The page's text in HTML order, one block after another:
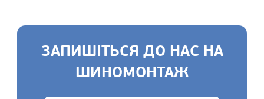
ЗАПИШІТЬСЯ ДО НАС НА
ШИНОМОНТАЖ